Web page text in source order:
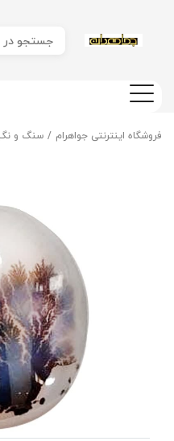
فروشگاه اینترنتی جواهرام سنگ و